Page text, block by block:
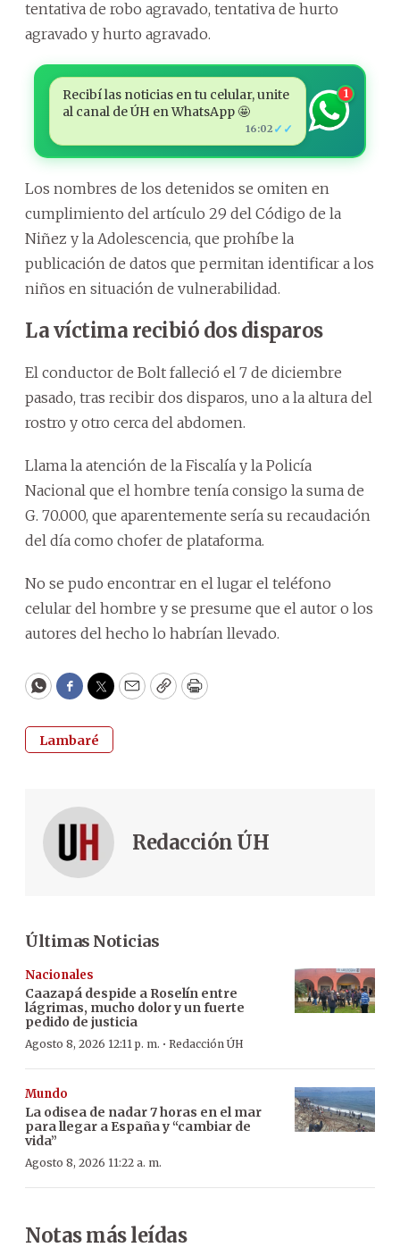
tentativa de robo agravado, tentativa de hurto
agravado y hurto agravado.
Recibí las noticias en tu celular, unite
al canal de ÚH en WhatsApp 🤩
16:02 ✓✓
1
Los nombres de los detenidos se omiten en
cumplimiento del artículo 29 del Código de la
Niñez y la Adolescencia, que prohíbe la
publicación de datos que permitan identificar a los
niños en situación de vulnerabilidad.
La víctima recibió dos disparos
El conductor de Bolt falleció el 7 de diciembre
pasado, tras recibir dos disparos, uno a la altura del
rostro y otro cerca del abdomen.
Llama la atención de la Fiscalía y la Policía
Nacional que el hombre tenía consigo la suma de
G. 70.000, que aparentemente sería su recaudación
del día como chofer de plataforma.
No se pudo encontrar en el lugar el teléfono
celular del hombre y se presume que el autor o los
autores del hecho lo habrían llevado.
WhatsApp
Facebook
Twitter
EmailCopyPrint
Lambaré
Redacción ÚH
Últimas Noticias
Nacionales
Caazapá despide a Roselín entre
lágrimas, mucho dolor y un fuerte
pedido de justicia
Agosto 8, 2026 12:11 p. m. · Redacción ÚH
Mundo
La odisea de nadar 7 horas en el mar
para llegar a España y “cambiar de
vida”
Agosto 8, 2026 11:22 a. m.
Notas más leídas